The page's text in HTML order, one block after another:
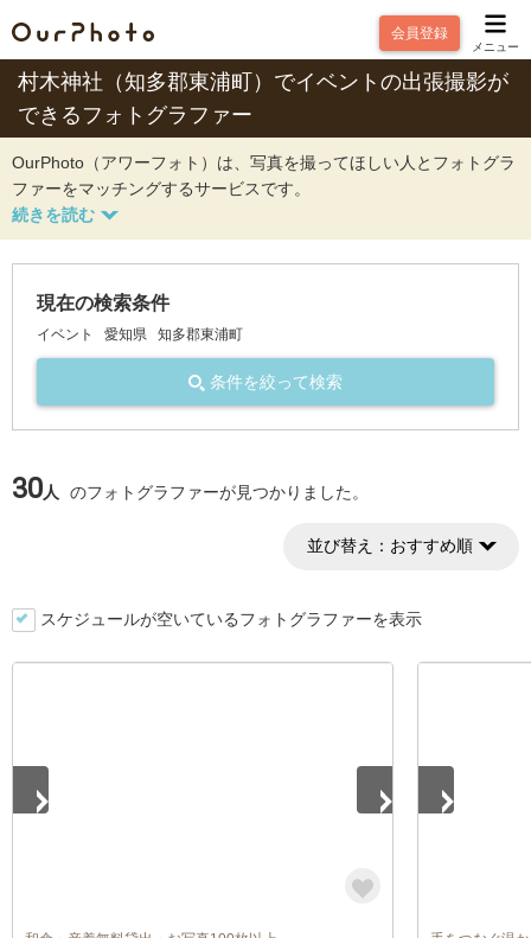
会員登録
メニュー
村木神社（知多郡東浦町）でイベントの出張撮影が
できるフォトグラファー
OurPhoto（アワーフォト）は、写真を撮ってほしい人とフォトグラ
ファーをマッチングするサービスです。
現在の検索条件
イベント 愛知県 知多郡東浦町
条件を絞って検索
30人 のフォトグラファーが見つかりました。
並び替え： おすすめ順
スケジュールが空いているフォトグラファーを表示